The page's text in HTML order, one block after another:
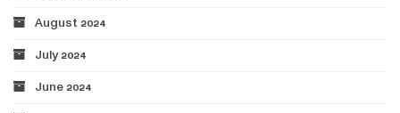
August 2024
July 2024
June 2024